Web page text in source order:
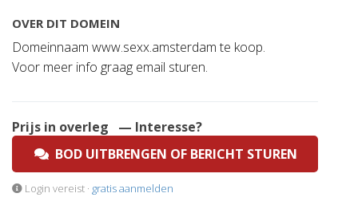
OVER DIT DOMEIN
Domeinnaam www.sexx.amsterdam te koop.
Voor meer info graag email sturen.
Prijs in overleg
— Interesse?
BOD UITBRENGEN OF BERICHT STUREN
Login vereist · gratis aanmelden